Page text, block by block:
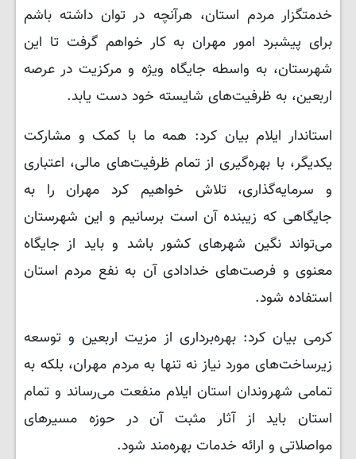
خدمتگزار مردم استان، هرآنچه در توان داشته باشم
برای پیشبرد امور مهران به کار خواهم گرفت تا این
شهرستان، به واسطه جایگاه ویژه و مرکزیت در عرصه
اربعین، به ظرفیت‌های شایسته خود دست یابد.
استاندار ایلام بیان کرد: همه ما با کمک و مشارکت
یکدیگر، با بهره‌گیری از تمام ظرفیت‌های مالی، اعتباری
و سرمایه‌گذاری، تلاش خواهیم کرد مهران را به
جایگاهی که زیبنده آن است برسانیم و این شهرستان
می‌تواند نگین شهرهای کشور باشد و باید از جایگاه
معنوی و فرصت‌های خدادادی آن به نفع مردم استان
استفاده شود.
کرمی بیان کرد: بهره‌برداری از مزیت اربعین و توسعه
زیرساخت‌های مورد نیاز نه تنها به مردم مهران، بلکه به
تمامی شهروندان استان ایلام منفعت می‌رساند و تمام
استان باید از آثار مثبت آن در حوزه مسیرهای
مواصلاتی و ارائه خدمات بهره‌مند شود.